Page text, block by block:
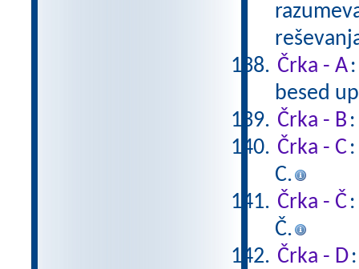
Črka - A
besed
Črka - B
Črka - C
C.
Črka - Č
Č.
Črka - D